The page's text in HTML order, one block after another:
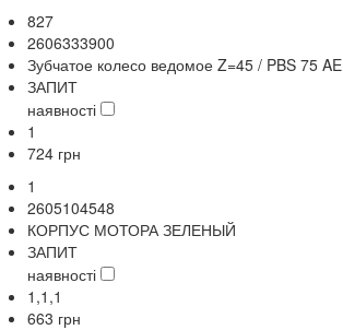
827
2606333900
Зубчатое колесо ведомое Z=45 / PBS 75 AE
ЗАПИТ
наявності
1
724 грн
1
2605104548
КОРПУС МОТОРА ЗЕЛЕНЫЙ
ЗАПИТ
наявності
1,1,1
663 грн